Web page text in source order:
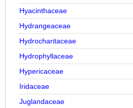
Hyacinthaceae
Hydrangeaceae
Hydrocharitaceae
Hydrophyllaceae
Hypericaceae
Iridaceae
Juglandaceae